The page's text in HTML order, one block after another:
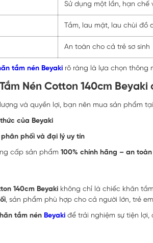
Sử dụng một lần, hạn chế
Tắm, lau mặt, lau chùi đồ
An toàn cho cả trẻ sơ sinh
tắm nén Beyaki rõ ràng là lựa chọn thông
Nén Cotton 140cm
và quyền lợi, bạn nên mua sản phẩm
của Beyaki
phối và đại lý uy tín
cấp sản phẩm 100% chính hãng – an
140cm Beyaki không chỉ là chiếc khăn
, sản phẩm phù hợp cho cả người lớn, trẻ
tắm nén Beyaki để trải nghiệm sự tiện